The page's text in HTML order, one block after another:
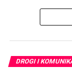
DROGI I